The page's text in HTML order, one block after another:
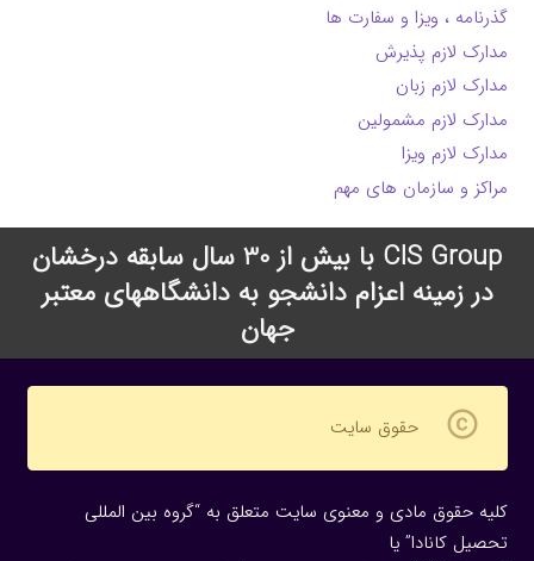
گذرنامه ، ویزا و سفارت ها
مدارک لازم پذیرش
مدارک لازم زبان
مدارک لازم مشمولین
مدارک لازم ویزا
مراکز و سازمان های مهم
CIS Group با بیش از 30 سال سابقه درخشان
در زمینه اعزام دانشجو به دانشگاههای معتبر
جهان
copyright حقوق سایت
کلیه حقوق مادی و معنوی سایت متعلق به “گروه بین المللی
تحصیل کانادا” یا